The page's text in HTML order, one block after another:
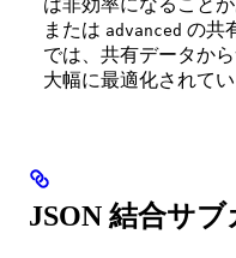
または advanced の共
では、共有データか
大幅に最適化されてい
JSON 結合サ